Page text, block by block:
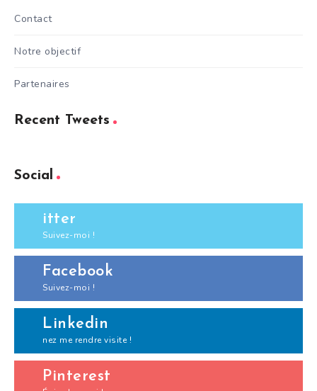
Contact
Notre objectif
Partenaires
Recent Tweets
Social
itter
Suivez-moi !
Facebook
Suivez-moi !
Linkedin
nez me rendre visite !
Pinterest